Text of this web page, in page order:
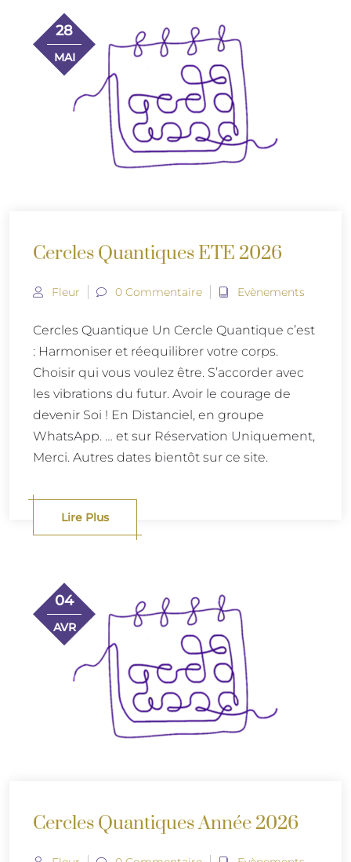
28
MAI
Cercles Quantiques ETE 2026
Fleur 0 Commentaire Evènements
Cercles Quantique Un Cercle Quantique c’est
: Harmoniser et réequilibrer votre corps.
Choisir qui vous voulez être. S’accorder avec
les vibrations du futur. Avoir le courage de
devenir Soi ! En Distanciel, en groupe
WhatsApp. … et sur Réservation Uniquement,
Merci. Autres dates bientôt sur ce site.
Lire Plus
04
AVR
Cercles Quantiques Année 2026